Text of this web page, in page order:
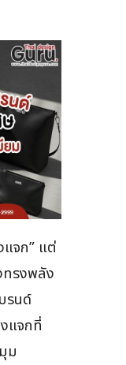
แจก” แต่
ทรงพลัง
รนด์
แจกที่
ม